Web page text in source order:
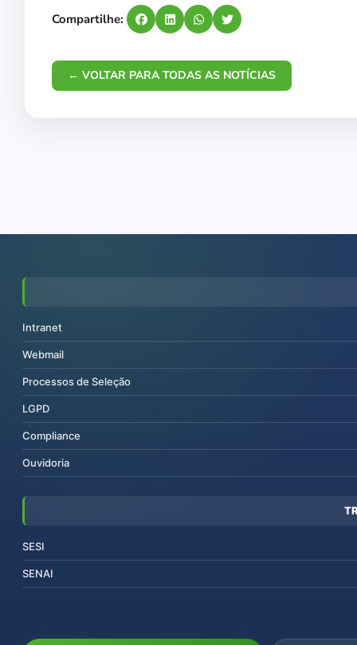
Compartilhe:
← VOLTAR PARA TODAS AS NOTÍCIAS
Intranet
Webmail
Processos de Seleção
LGPD
Compliance
Ouvidoria
SESI
SENAI